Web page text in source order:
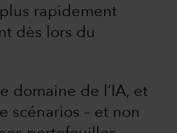
rapidement
dès lors du
domaine de l’IA, et
scénarios – et non